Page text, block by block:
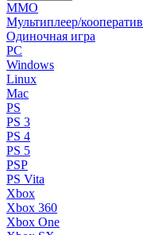
MMO
Мультиплеер/кооператив
Одиночная игра
PC
Windows
Linux
Mac
PS
PS 3
PS 4
PS 5
PSP
PS Vita
Xbox
Xbox 360
Xbox One